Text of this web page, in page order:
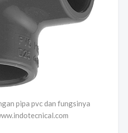
pipa pvc dan fungsinya